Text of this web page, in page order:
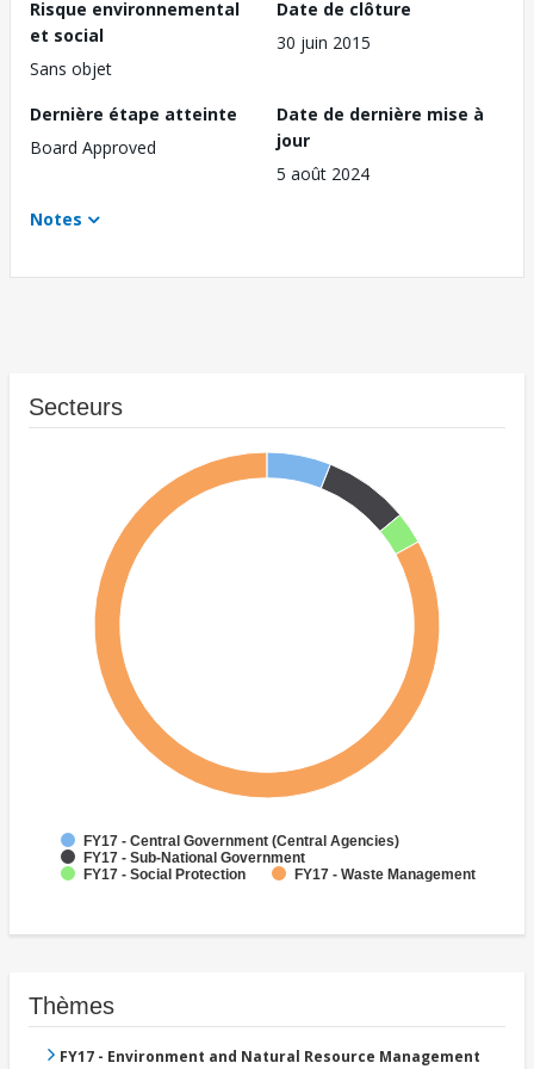
Risque environnemental
et social
Sans objet
Date de clôture
30 juin 2015
Dernière étape atteinte
Board Approved
Date de dernière mise à
jour
5 août 2024
Notes
Secteurs
FY17 - Central Government (Central Agencies)
FY17 - Sub-National Government
FY17 - Social Protection
FY17 - Waste Management
Thèmes
FY17 - Environment and Natural Resource Management